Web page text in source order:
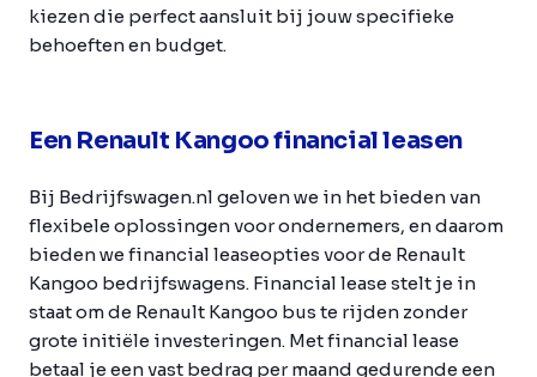
kiezen die perfect aansluit bij jouw specifieke
behoeften en budget.
Een Renault Kangoo financial leasen
Bij Bedrijfswagen.nl geloven we in het bieden van
flexibele oplossingen voor ondernemers, en daarom
bieden we financial leaseopties voor de Renault
Kangoo bedrijfswagens. Financial lease stelt je in
staat om de Renault Kangoo bus te rijden zonder
grote initiële investeringen. Met financial lease
betaal je een vast bedrag per maand gedurende een